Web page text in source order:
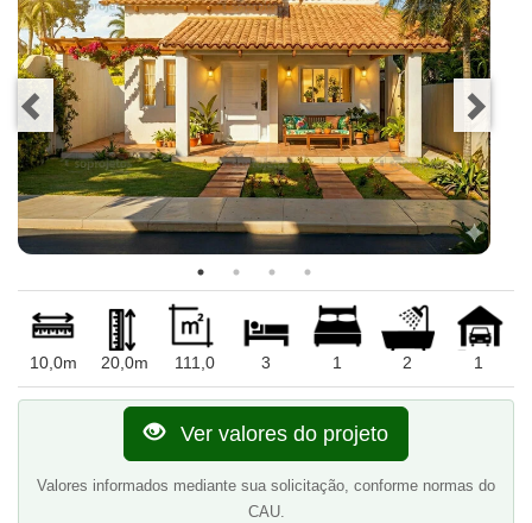
10,0m 20,0m 111,0 3 1 2 1
Ver valores do projeto
Valores informados mediante sua solicitação, conforme normas do
CAU.